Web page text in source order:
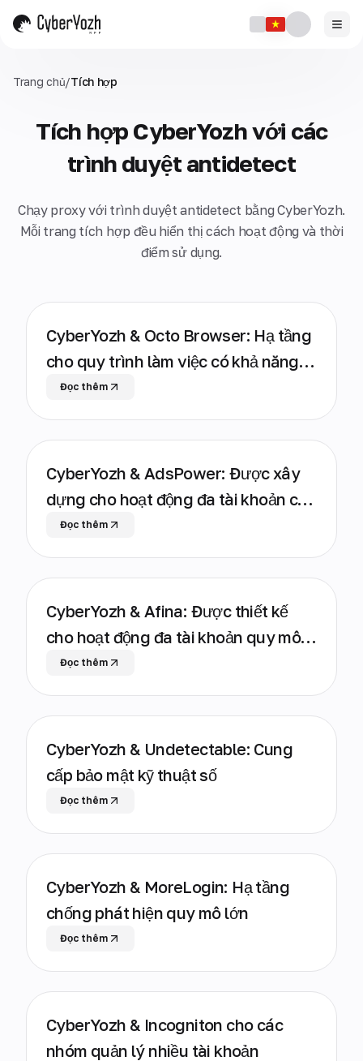
Trang chủ/Tích hợp
Tích hợp CyberYozh với các
trình duyệt antidetect
Chạy proxy với trình duyệt antidetect bằng CyberYozh.
Mỗi trang tích hợp đều hiển thị cách hoạt động và thời
điểm sử dụng.
CyberYozh & Octo Browser: Hạ tầng
cho quy trình làm việc có khả năng
mở rộng
Đọc thêm
CyberYozh & AdsPower: Được xây
dựng cho hoạt động đa tài khoản có
khả năng mở rộng
Đọc thêm
CyberYozh & Afina: Được thiết kế
cho hoạt động đa tài khoản quy mô
lớn
Đọc thêm
CyberYozh & Undetectable: Cung
cấp bảo mật kỹ thuật số
Đọc thêm
CyberYozh & MoreLogin: Hạ tầng
chống phát hiện quy mô lớn
Đọc thêm
CyberYozh & Incogniton cho các
nhóm quản lý nhiều tài khoản